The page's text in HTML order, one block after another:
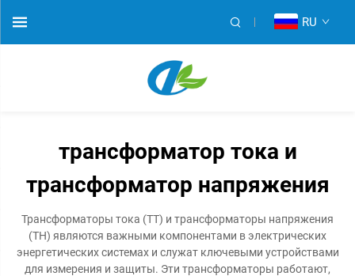
RU
трансформатор тока и
трансформатор напряжения
Трансформаторы тока (ТТ) и трансформаторы напряжения
(ТН) являются важными компонентами в электрических
энергетических системах и служат ключевыми устройствами
для измерения и защиты. Эти трансформаторы работают,